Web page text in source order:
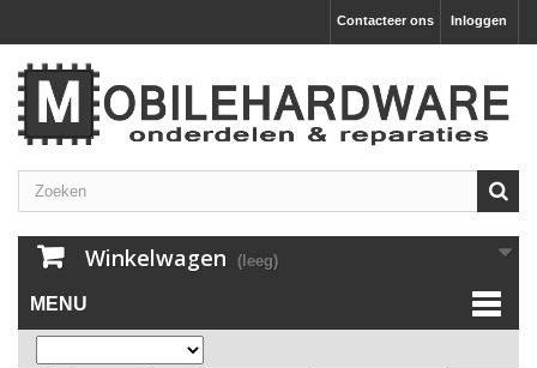
Inloggen
Contacteer ons
Winkelwagen (leeg)
MENU